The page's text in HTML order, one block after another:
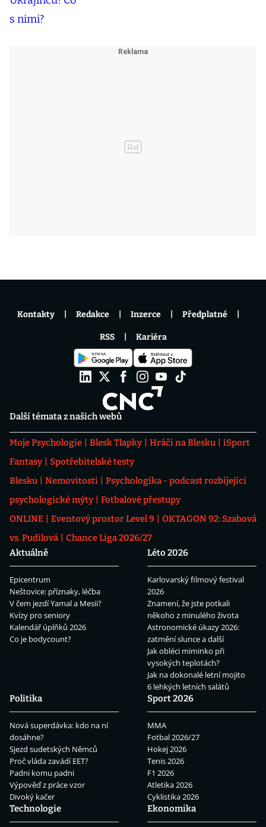
Další témata z našich webů
Moje Psychologie Blesk Tlapky Hráči na Blesku
iSport
Fantasy
Spotřebitelské testy
Blesku
Nemovitosti
Psychologika - podcast rozbíjející
psychologické mýty
Fotbalové přestupy
ONLINE
Eventový prostor Level 9
OKTAGON 92: Szabová
vs. Pudilová
Chance Liga 2026/27
Aktuálně
Epicentrum
Neštovice: příznaky, léčba
V čem jezdí Yamal a Mesii?
Kvízy pro seniory
Kalendář úplňků 2026
Co je bodycount?
Léto 2026
Karlovarský filmový festival
2026
Znamení, že jste potkali
někoho z minulého života
Astronomické úkazy 2026:
zatmění slunce a další
Jak obléci miminko při
vysokých teplotách?
Jak na dokonalé letní mojito
6 lehkých letních salátů
Politika
Nová superdávka: kdo na ní
dosáhne?
Sjezd sudetských Němců
Proč vláda zavádí EET?
Padni komu padni
Výpověď z práce vzor
Divoký kačer
Sport 2026
MMA
Fotbal 2026/27
Hokej 2026
Tenis 2026
F1 2026
Atletika 2026
Cyklistika 2026
Technologie
Ekonomika
Kontakty Redakce Inzerce Předplatné
RSS Kariéra